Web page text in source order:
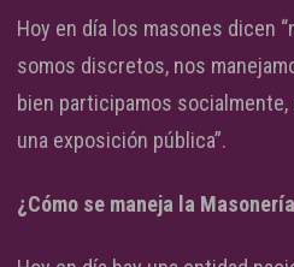
Hoy en día los masones dicen
somos discretos, nos
bien participamos
una exposición pública”.
¿Cómo se maneja la